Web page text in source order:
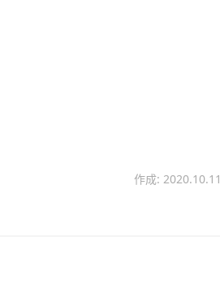
作成: 2020.10.11